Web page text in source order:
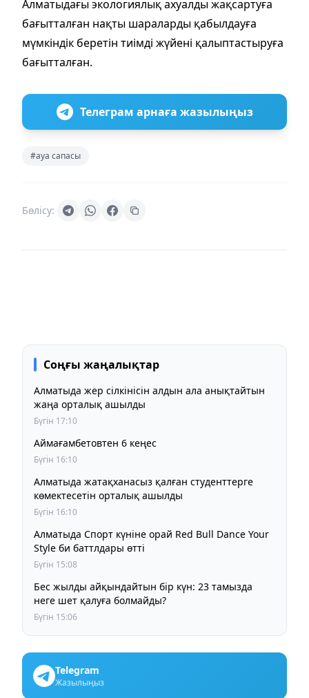
Алматыдағы экологиялық ахуалды жақсартуға
бағытталған нақты шараларды қабылдауға
мүмкіндік беретін тиімді жүйені қалыптастыруға
бағытталған.
Телеграм арнаға жазылыңыз
#ауа сапасы
Бөлісу:
Соңғы жаңалықтар
Алматыда жер сілкінісін алдын ала анықтайтын
жаңа орталық ашылды
Бүгін 17:10
Аймағамбетовтен 6 кеңес
Бүгін 16:10
Алматыда жатақханасыз қалған студенттерге
көмектесетін орталық ашылды
Бүгін 16:10
Алматыда Спорт күніне орай Red Bull Dance Your
Style би баттлдары өтті
Бүгін 15:08
Бес жылды айқындайтын бір күн: 23 тамызда
неге шет қалуға болмайды?
Бүгін 15:06
Telegram
Жазылыңыз